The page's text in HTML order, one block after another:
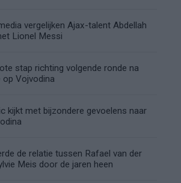
vergelijken Ajax-talent Abdellah
Lionel Messi
stap richting volgende ronde na
op Vojvodina
kijkt met bijzondere gevoelens naar
de relatie tussen Rafael van der
Meis door de jaren heen